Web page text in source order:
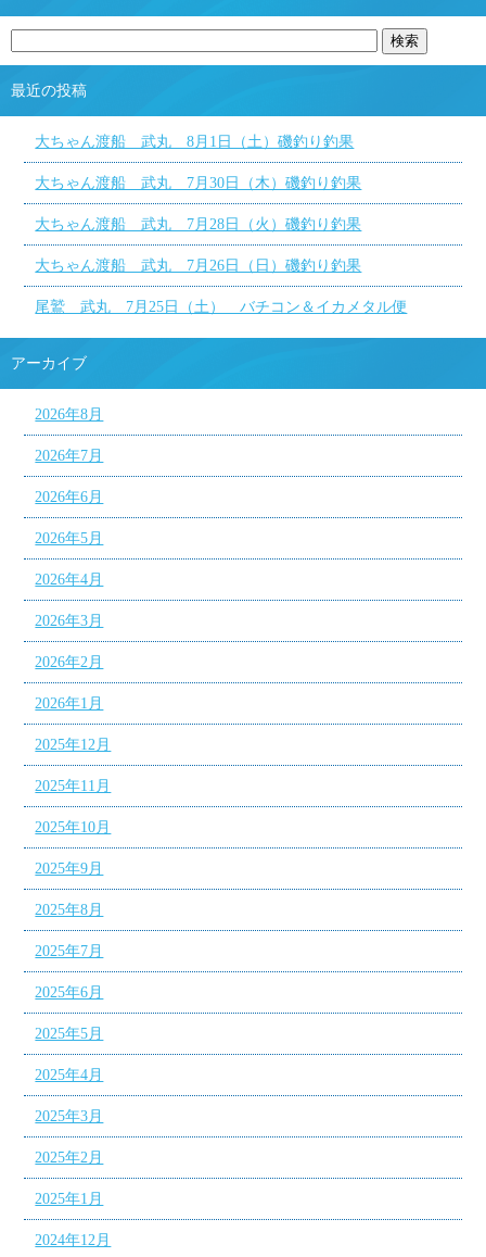
最近の投稿
大ちゃん渡船 武丸 8月1日（土）磯釣り釣果
大ちゃん渡船 武丸 7月30日（木）磯釣り釣果
大ちゃん渡船 武丸 7月28日（火）磯釣り釣果
大ちゃん渡船 武丸 7月26日（日）磯釣り釣果
尾鷲 武丸 7月25日（土） バチコン＆イカメタル便
アーカイブ
2026年8月
2026年7月
2026年6月
2026年5月
2026年4月
2026年3月
2026年2月
2026年1月
2025年12月
2025年11月
2025年10月
2025年9月
2025年8月
2025年7月
2025年6月
2025年5月
2025年4月
2025年3月
2025年2月
2025年1月
2024年12月